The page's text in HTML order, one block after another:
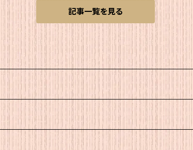
記事一覧を見る